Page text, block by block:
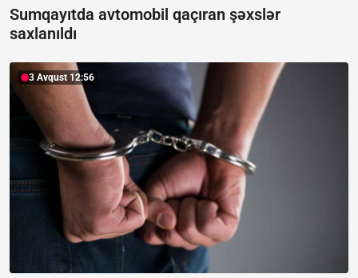
Sumqayıtda avtomobil qaçıran şəxslər
saxlanıldı
3 Avqust 12:56